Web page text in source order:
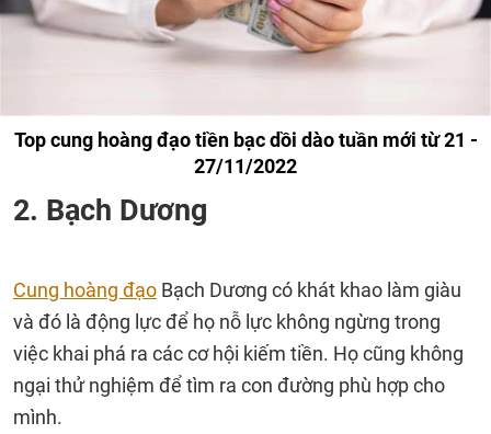
Top cung hoàng đạo tiền bạc dồi dào tuần mới từ 21 -
27/11/2022
2. Bạch Dương
Cung hoàng đạo Bạch Dương có khát khao làm giàu
và đó là động lực để họ nỗ lực không ngừng trong
việc khai phá ra các cơ hội kiếm tiền. Họ cũng không
ngại thử nghiệm để tìm ra con đường phù hợp cho
mình.